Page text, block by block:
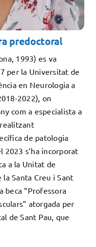
predoctoral
1993) es va
per la Universitat de
en Neurologia a
2022), on
com a especialista a
de patologia
2023 s’ha incorporat
a la Unitat de
Santa Creu i Sant
beca “Professora
atorgada per
de Sant Pau, que